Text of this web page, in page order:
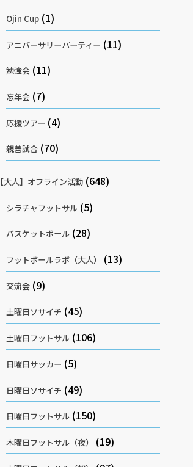
Ojin Cup(1)
アニバーサリーパーティー (11)
勉強会(11)
忘年会(7)
応援ツアー (4)
親善試合(70)
【大人】オフライン活動 (648)
シラチャフットサル(5)
バスケットボール(28)
フットボールラボ（大人） (13)
交流会(9)
土曜日ソサイチ (45)
土曜日フットサル(106)
日曜日サッカー (5)
日曜日ソサイチ (49)
日曜日フットサル(150)
木曜日フットサル（夜） (19)